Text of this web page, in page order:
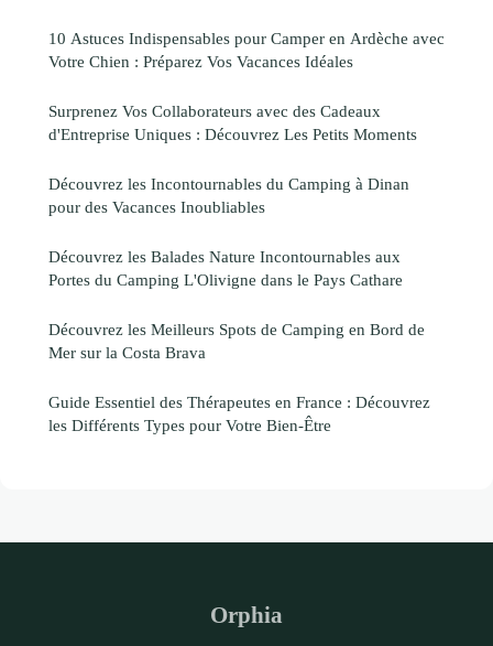
10 Astuces Indispensables pour Camper en Ardèche avec
Votre Chien : Préparez Vos Vacances Idéales
Surprenez Vos Collaborateurs avec des Cadeaux
d'Entreprise Uniques : Découvrez Les Petits Moments
Découvrez les Incontournables du Camping à Dinan
pour des Vacances Inoubliables
Découvrez les Balades Nature Incontournables aux
Portes du Camping L'Olivigne dans le Pays Cathare
Découvrez les Meilleurs Spots de Camping en Bord de
Mer sur la Costa Brava
Guide Essentiel des Thérapeutes en France : Découvrez
les Différents Types pour Votre Bien-Être
Orphia